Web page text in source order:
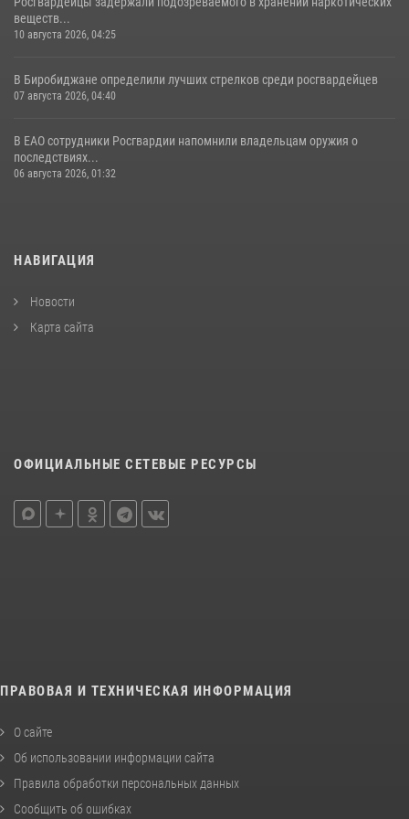
веществ...
10 августа 2026, 04:25
В Биробиджане определили лучших стрелков среди росгвардейцев
07 августа 2026, 04:40
В ЕАО сотрудники Росгвардии напомнили владельцам оружия о
последствиях...
06 августа 2026, 01:32
НАВИГАЦИЯ
Новости
Карта сайта
ОФИЦИАЛЬНЫЕ СЕТЕВЫЕ РЕСУРСЫ
ПРАВОВАЯ И ТЕХНИЧЕСКАЯ ИНФОРМАЦИЯ
О сайте
Об использовании информации сайта
Правила обработки персональных данных
Сообщить об ошибках